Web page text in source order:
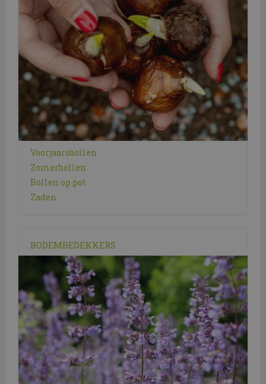
Voorjaarsbollen
Zomerbollen
Bollen op pot
Zaden
BODEMBEDEKKERS